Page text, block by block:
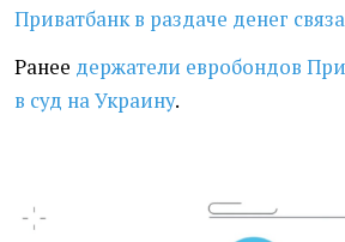
Приватбанк в раздаче денег
Ранее держатели евробондов
в суд на Украину.